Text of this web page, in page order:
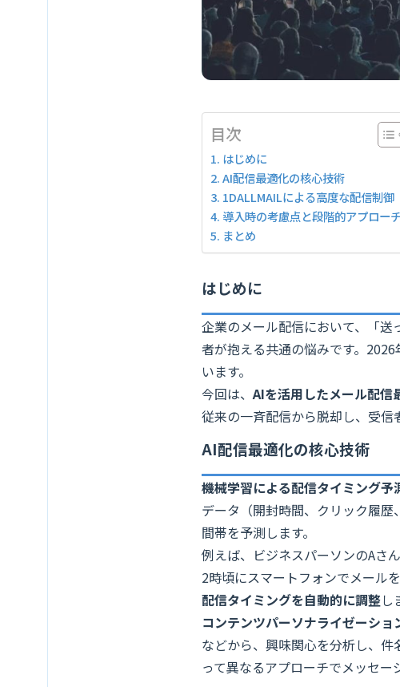
目次
はじめに
AI配信最適化の核心技術
1DALLMAILによる高度な配信制御
導入時の考慮点と段階的アプロー
まとめ
はじめに
企業のメール配信において、「
者が抱える共通の悩みです。
います。
今回は、 AIを活用したメール配信
従来の一斉配信から脱却し、受信
AI配信最適化の核心技術
機械学習による配信タイミング予
データ（開封時間、クリック履
間帯を予測します。
例えば、ビジネスパーソンのAさ
2時頃にスマートフォンでメール
配信タイミングを自動的に調整し
コンテンツパーソナライゼーショ
などから、興味関心を分析し、
って異なるアプローチでメッセー